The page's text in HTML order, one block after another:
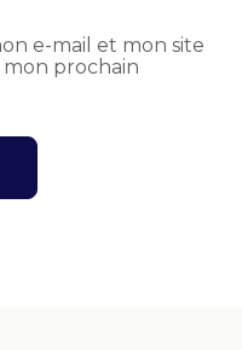
e-mail et mon site
prochain